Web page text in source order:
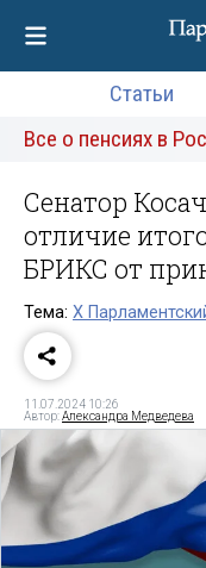
Статьи
Все о пенсиях в
Сенатор
отличие
БРИКС от
Тема: Х
11.07.2024 10:26
Автор:Александра Медведева